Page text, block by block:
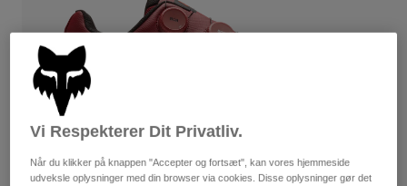
Bukser
Shorts
Jakker
Handsker
Bukser
Handsker
Protections
Skjorter
Se alle
Women
T-Shirts & Tops
Goggles
Socks
Se alle
Moto
Vi Respekterer Dit Privatliv.
Når du klikker på knappen "Accepter og fortsæt", kan vores hjemmeside
udveksle oplysninger med din browser via cookies. Disse oplysninger gør det